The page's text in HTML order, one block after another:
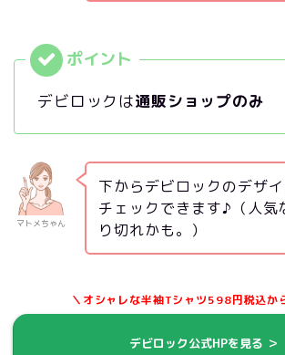
デビロックは通販ショップのみ
マトメちゃん
下からデビロックのデザ
チェックできます♪（人気
り切れかも。）
＼オシャレな半袖Tシャツ598円税込か
デビロック公式HPを見る ＞